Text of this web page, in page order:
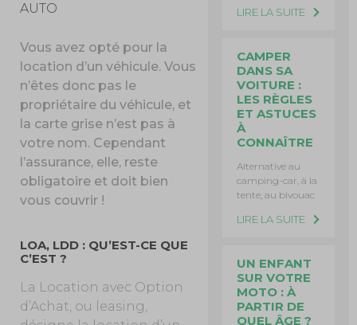
AUTO
Vous avez opté pour la
location d’un véhicule. Vous
n’êtes donc pas le
propriétaire du véhicule, et
la carte grise n’est pas à
votre nom. Cependant
l’assurance, elle, reste
obligatoire et doit bien
vous couvrir !
LOA, LDD : QU’EST-CE QUE
C’EST ?
La Location avec Option
d’Achat, ou leasing,
LIRE LA SUITE
CAMPER
DANS SA
VOITURE :
LES RÈGLES
ET ASTUCES
À
CONNAÎTRE
Alternative au
camping-car, à la
tente, au bivouac
LIRE LA SUITE
UN ENFANT
SUR VOTRE
MOTO : À
PARTIR DE
QUEL ÂGE ?